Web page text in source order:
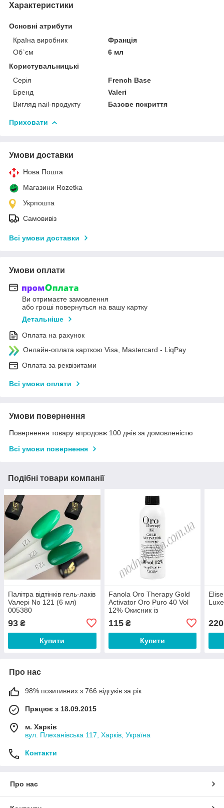
Характеристики
Основні атрибути
Країна виробник
Франція
Об`єм
6 мл
Користувальницькі
Серія
French Base
Бренд
Valeri
Вигляд nail-продукту
Базове покриття
Приховати
Умови доставки
Нова Пошта
Магазини Rozetka
Укрпошта
Самовивіз
Всі умови доставки
Умови оплати
Ви отримаєте замовлення
або гроші повернуться на вашу картку
Детальніше
Оплата на рахунок
Онлайн-оплата карткою Visa, Mastercard - LiqPay
Оплата за реквізитами
Всі умови оплати
Умови повернення
Повернення товару впродовж 100 днів за домовленістю
Всі умови повернення
Подібні товари компанії
Палітра відтінків гель-лаків
Vaлерi No 121 (6 мл)
005380
93 ₴
Купити
Fanola Oro Therapy Gold
Activator Oro Puro 40 Vol
12% Окисник із
мікрочастинками золота
12% 150 мл
115₴
Купити
220
Про нас
98% позитивних з 766 відгуків за рік
Працює з 18.09.2015
м. Харків
вул. Плеханівська 117, Харків, Україна
Контакти
Про нас